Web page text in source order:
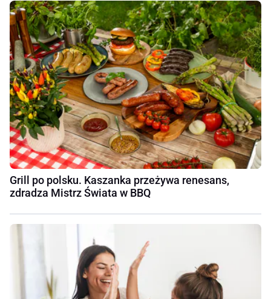
Grill po polsku. Kaszanka przeżywa renesans,
zdradza Mistrz Świata w BBQ